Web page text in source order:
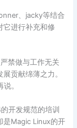
、jacky等结合
它进行补充和修
禁做与工作无关
贡献绵薄之力。
。
开发规范的培训
是Magic Linux的开